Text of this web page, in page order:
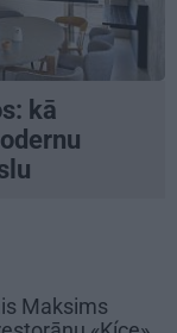
kā
Maksims